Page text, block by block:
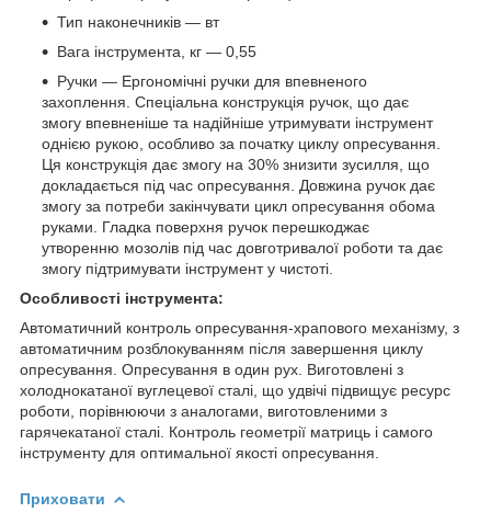
Тип наконечників — вт
Вага інструмента, кг — 0,55
Ручки — Ергономічні ручки для впевненого
захоплення. Спеціальна конструкція ручок, що дає
змогу впевненіше та надійніше утримувати інструмент
однією рукою, особливо за початку циклу опресування.
Ця конструкція дає змогу на 30% знизити зусилля, що
докладається під час опресування. Довжина ручок дає
змогу за потреби закінчувати цикл опресування обома
руками. Гладка поверхня ручок перешкоджає
утворенню мозолів під час довготривалої роботи та дає
змогу підтримувати інструмент у чистоті.
Особливості інструмента:
Автоматичний контроль опресування-храпового механізму, з
автоматичним розблокуванням після завершення циклу
опресування. Опресування в один рух. Виготовлені з
холоднокатаної вуглецевої сталі, що удвічі підвищує ресурс
роботи, порівнюючи з аналогами, виготовленими з
гарячекатаної сталі. Контроль геометрії матриць і самого
інструменту для оптимальної якості опресування.
Приховати